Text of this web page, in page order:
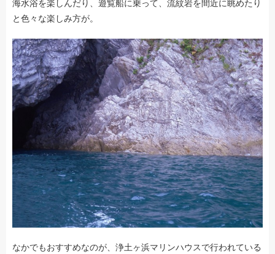
海水浴を楽しんだり、遊覧船に乗って、流紋岩を間近に眺めたり
と色々な楽しみ方が。
なかでもおすすめなのが、浄土ヶ浜マリンハウスで行われている